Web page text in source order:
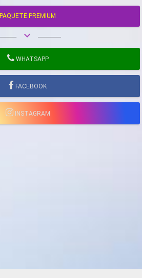
PAQUETE PREMIUM
keyboard_arrow_down
WHATSAPP
FACEBOOK
INSTAGRAM